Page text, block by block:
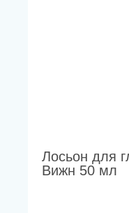
Лосьон для
Вижн 50 мл